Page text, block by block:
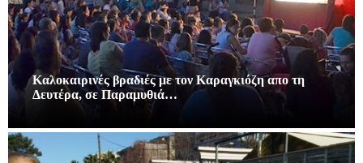
Καλοκαιρινές βραδιές με τον Καραγκιόζη απο τη
Δευτέρα, σε Παραμυθιά…